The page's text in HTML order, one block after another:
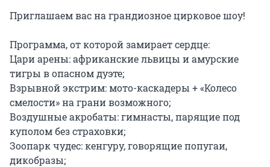
Приглашаем вас на грандиозное цирковое шоу!
Программа, от которой замирает сердце:
Цари арены: африканские львицы и амурские
тигры в опасном дуэте;
Взрывной экстрим: мото-каскадеры + «Колесо
смелости» на грани возможного;
Воздушные акробаты: гимнасты, парящие под
куполом без страховки;
Зоопарк чудес: кенгуру, говорящие попугаи,
дикобразы;